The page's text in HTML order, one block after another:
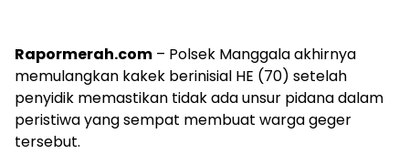
Rapormerah.com – Polsek Manggala akhirnya
memulangkan kakek berinisial HE (70) setelah
penyidik memastikan tidak ada unsur pidana dalam
peristiwa yang sempat membuat warga geger
tersebut.